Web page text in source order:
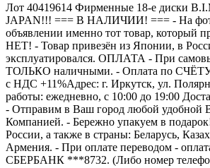
Лот 40419614 Фирменные 18-е диски
JAPAN!!! === B НАЛИЧИИ! === - На
объявлении именно тот товар, который
НЕТ! - Товар привезён из Японии, в
эксплуатировался. ОПЛАТА - При
ТОЛЬКО наличными. - Оплата по
с НДС +11%Адрес: г. Иркутск, ул.
работы: ежедневно, с 10:00 до 19:00
- Отправим в Ваш город любой удобной
Компанией. - Бережно упакуем в
России, а также в страны: Беларусь,
Армения. - При оплате переводом -
СБЕРБАНК ***8732. (Либо номер